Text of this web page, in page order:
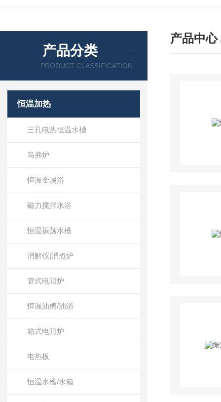
产品分类
PRODUCT CLASSIFICATION
恒温加热
三孔电热恒温水槽
马弗炉
恒温金属浴
磁力搅拌水浴
恒温振荡水槽
消解仪|消煮炉
管式电阻炉
恒温油槽/油浴
箱式电阻炉
电热板
恒温水槽/水箱
产品中心